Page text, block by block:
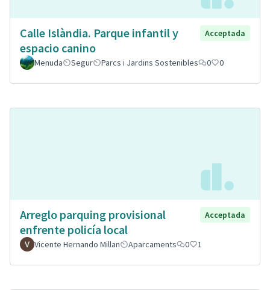
Calle Islàndia. Parque infantil y
espacio canino
Acceptada
Menuda Segur Parcs i Jardins Sostenibles 0 0
Arreglo parquing provisional
enfrente policía local
Acceptada
Vicente Hernando Millan Aparcaments 0 1